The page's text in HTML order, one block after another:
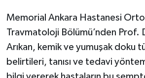
Memorial Ankara Hastanesi
Travmatoloji Bölümü’nden Prof.
Arıkan, kemik ve yumuşak doku
belirtileri, tanısı ve tedavi
Magazin
Otomobil
Pazarlar